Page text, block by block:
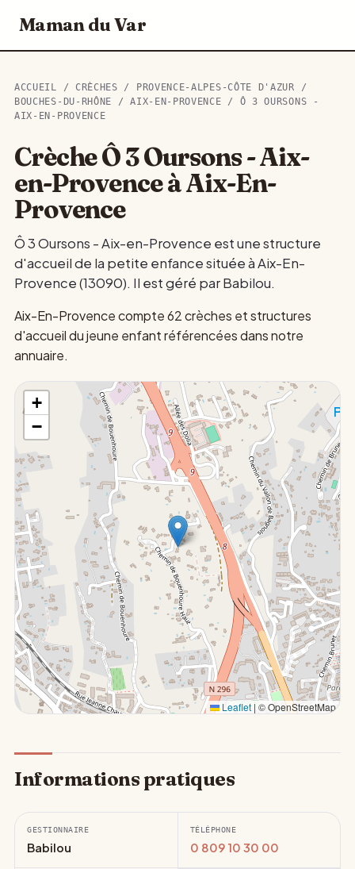
Maman du Var
ACCUEIL / CRÈCHES / PROVENCE-ALPES-CÔTE D'AZUR /
BOUCHES-DU-RHÔNE /AIX-EN-PROVENCE / Ô 3 OURSONS -
AIX-EN-PROVENCE
Crèche Ô 3 Oursons - Aix-
en-Provence à Aix-En-
Provence
Ô 3 Oursons - Aix-en-Provence est une structure
d'accueil de la petite enfance située à Aix-En-
Provence (13090). Il est géré par Babilou.
Aix-En-Provence compte 62 crèches et structures
d'accueil du jeune enfant référencées dans notre
annuaire.
+
−
Leaflet| © OpenStreetMap
Informations pratiques
GESTIONNAIRE
Babilou
TÉLÉPHONE
0 809 10 30 00